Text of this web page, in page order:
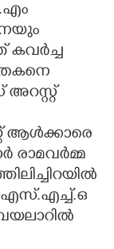
ആൾക്കാരെ
രാമവർമ്മ
എസ്.എച്ച്.ഒ